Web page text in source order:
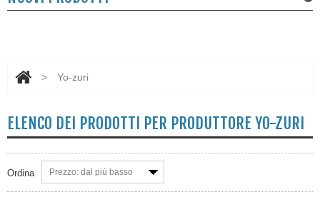
> Yo-zuri
ELENCO DEI PRODOTTI PER PRODUTTORE YO-ZURI
Ordina Prezzo: dal più basso